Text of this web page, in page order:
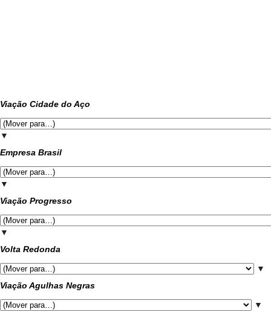
Viação Cidade do Aço
▼
Empresa Brasil
▼
Viação Progresso
▼
Volta Redonda
▼
Viação Agulhas Negras
▼